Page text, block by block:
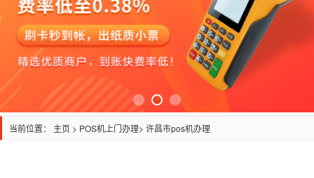
当前位置： 主页 > POS机上门办理> 许昌市pos机办理